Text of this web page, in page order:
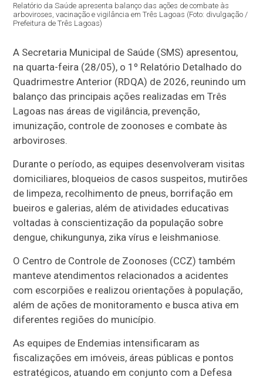
Relatório da Saúde apresenta balanço das ações de combate às
arboviroses, vacinação e vigilância em Três Lagoas (Foto: divulgação /
Prefeitura de Três Lagoas)
A Secretaria Municipal de Saúde (SMS) apresentou,
na quarta-feira (28/05), o 1º Relatório Detalhado do
Quadrimestre Anterior (RDQA) de 2026, reunindo um
balanço das principais ações realizadas em Três
Lagoas nas áreas de vigilância, prevenção,
imunização, controle de zoonoses e combate às
arboviroses.
Durante o período, as equipes desenvolveram visitas
domiciliares, bloqueios de casos suspeitos, mutirões
de limpeza, recolhimento de pneus, borrifação em
bueiros e galerias, além de atividades educativas
voltadas à conscientização da população sobre
dengue, chikungunya, zika vírus e leishmaniose.
O Centro de Controle de Zoonoses (CCZ) também
manteve atendimentos relacionados a acidentes
com escorpiões e realizou orientações à população,
além de ações de monitoramento e busca ativa em
diferentes regiões do município.
As equipes de Endemias intensificaram as
fiscalizações em imóveis, áreas públicas e pontos
estratégicos, atuando em conjunto com a Defesa